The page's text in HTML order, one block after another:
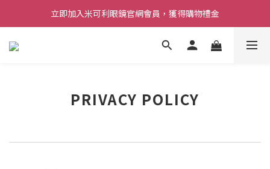
立即加入米可利眼鏡官網會員，獲得購物禮金
PRIVACY POLICY